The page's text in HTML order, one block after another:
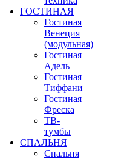
ГОСТИНАЯ
Гостиная
Венеция
(модульная)
Гостиная
Адель
Гостиная
Тиффани
Гостиная
Фреска
ТВ-
тумбы
СПАЛЬНЯ
Спальня